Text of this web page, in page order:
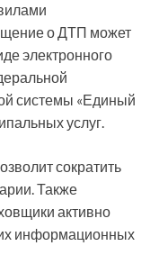
о ДТП может
электронного
системы «Единый
услуг.
сократить
Также
активно
информационных